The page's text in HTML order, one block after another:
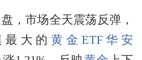
，市场全天震荡反弹，
最大的黄金ETF华安